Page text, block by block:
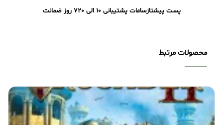
پست پیشتازساعات پشتیبانی 10 الی 20 7 روز ضمانت
محصولات مرتبط